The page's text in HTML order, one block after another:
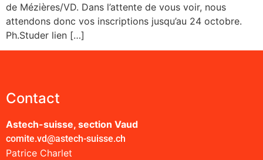
de Mézières/VD. Dans l’attente de vous voir, nous
attendons donc vos inscriptions jusqu’au 24 octobre.
Ph.Studer lien […]
Contact
Astech-suisse, section Vaud
comite.vd@astech-suisse.ch
Patrice Charlet